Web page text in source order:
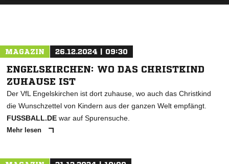
MAGAZIN 26.12.2024 | 09:30
ENGELSKIRCHEN: WO DAS CHRISTKIND
ZUHAUSE IST
Der VfL Engelskirchen ist dort zuhause, wo auch das Christkind
die Wunschzettel von Kindern aus der ganzen Welt empfängt.
FUSSBALL.DE war auf Spurensuche.
Mehr lesen